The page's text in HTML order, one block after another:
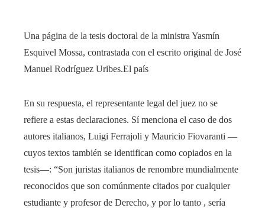
Una página de la tesis doctoral de la ministra Yasmín
Esquivel Mossa, contrastada con el escrito original de José
Manuel Rodríguez Uribes.El país
En su respuesta, el representante legal del juez no se
refiere a estas declaraciones. Sí menciona el caso de dos
autores italianos, Luigi Ferrajoli y Mauricio Fiovaranti —
cuyos textos también se identifican como copiados en la
tesis—: “Son juristas italianos de renombre mundialmente
reconocidos que son comúnmente citados por cualquier
estudiante y profesor de Derecho, y por lo tanto , sería